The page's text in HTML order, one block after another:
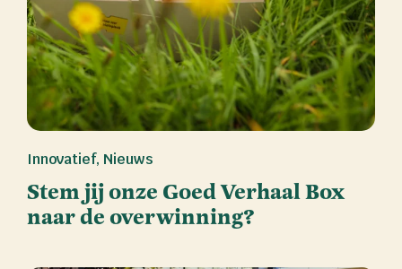
Innovatief, Nieuws
Stem jij onze Goed Verhaal Box
naar de overwinning?